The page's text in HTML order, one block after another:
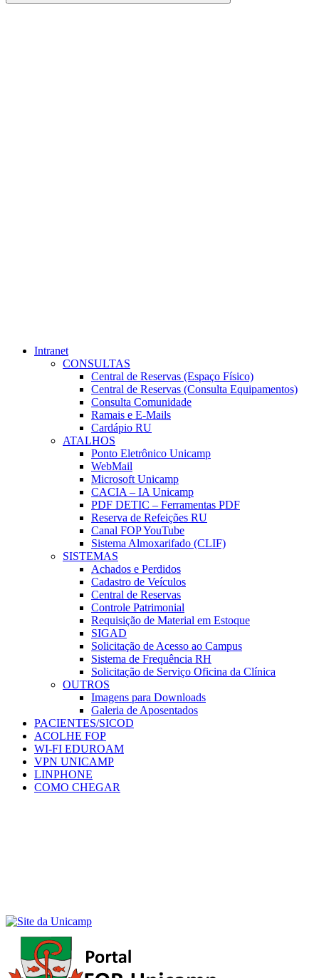
Buscar
Intranet
CONSULTAS
Central de Reservas (Espaço Físico)
Central de Reservas (Consulta Equipamentos)
Consulta Comunidade
Ramais e E-Mails
Cardápio RU
ATALHOS
Ponto Eletrônico Unicamp
WebMail
Microsoft Unicamp
CACIA – IA Unicamp
PDF DETIC – Ferramentas PDF
Reserva de Refeições RU
Canal FOP YouTube
Sistema Almoxarifado (CLIF)
SISTEMAS
Achados e Perdidos
Cadastro de Veículos
Central de Reservas
Controle Patrimonial
Requisição de Material em Estoque
SIGAD
Solicitação de Acesso ao Campus
Sistema de Frequência RH
Solicitação de Serviço Oficina da Clínica
OUTROS
Imagens para Downloads
Galeria de Aposentados
PACIENTES/SICOD
ACOLHE FOP
WI-FI EDUROAM
VPN UNICAMP
LINPHONE
COMO CHEGAR